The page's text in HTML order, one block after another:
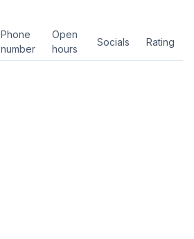
Phone
number
Open
hours
Socials Rating